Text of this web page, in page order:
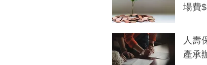
場費
人壽
產承